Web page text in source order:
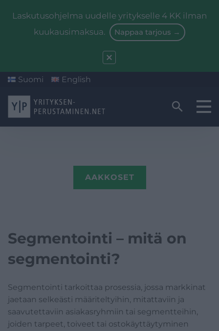
Laskutusohjelma uudelle yritykselle 4 KK ilman
kuukausimaksua.
Nappaa tarjous →
Suomi English
Yritysmuodon valinta
Vakuutukset
Rahoitus
AAKKOSET
Segmentointi – mitä on
segmentointi?
Segmentointi tarkoittaa prosessia, jossa markkinat
jaetaan selkeästi määriteltyihin, mitattaviin ja
saavutettaviin asiakasryhmiin tai segmentteihin,
joiden tarpeet, toiveet tai ostokäyttäytyminen